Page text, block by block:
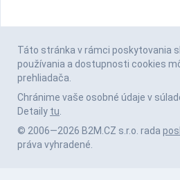
Táto stránka v rámci poskytovania
používania a dostupnosti cookies
prehliadača.
Chránime vaše osobné údaje v
Detaily tu.
© 2006—2026 B2M.CZ s.r.o. rada
práva vyhradené.